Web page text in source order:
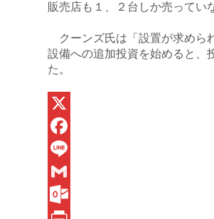
販売店も１、２台しか売ってい
クーンズ氏は「設置が求めら
設備への追加投資を始めると、
た。
X
F
a
c
L
G